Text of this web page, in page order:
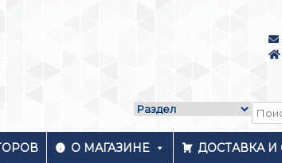
О МАГАЗИНЕ ДОСТАВКА И